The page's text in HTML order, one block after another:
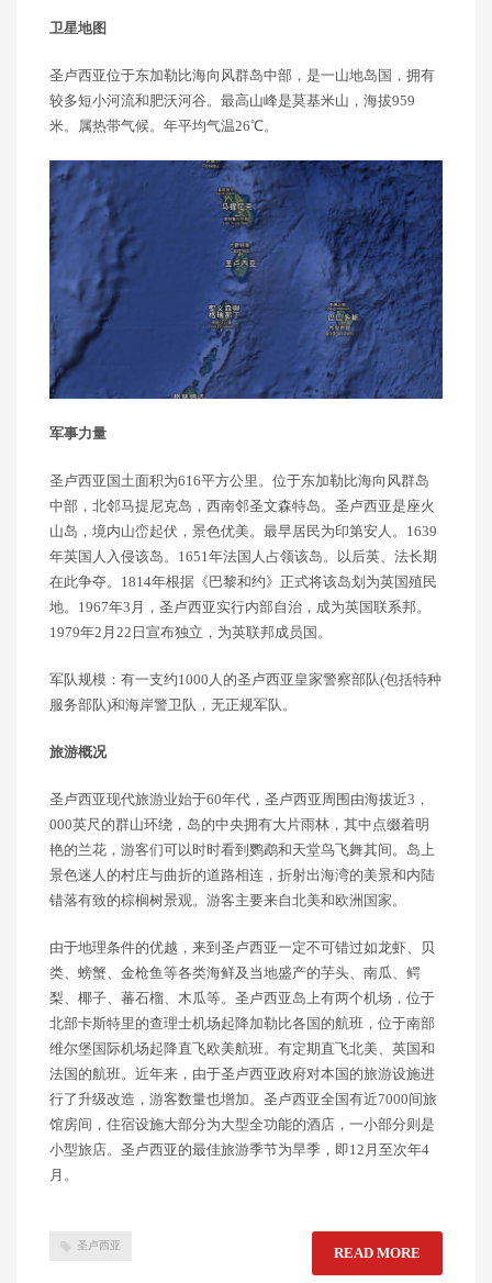
卫星地图
圣卢西亚位于东加勒比海向风群岛中部，是一山地岛国，拥有
较多短小河流和肥沃河谷。最高山峰是莫基米山，海拔959
米。属热带气候。年平均气温26℃。
军事力量
圣卢西亚国土面积为616平方公里。位于东加勒比海向风群岛
中部，北邻马提尼克岛，西南邻圣文森特岛。圣卢西亚是座火
山岛，境内山峦起伏，景色优美。最早居民为印第安人。1639
年英国人入侵该岛。1651年法国人占领该岛。以后英、法长期
在此争夺。1814年根据《巴黎和约》正式将该岛划为英国殖民
地。1967年3月，圣卢西亚实行内部自治，成为英国联系邦。
1979年2月22日宣布独立，为英联邦成员国。
军队规模：有一支约1000人的圣卢西亚皇家警察部队(包括特种
服务部队)和海岸警卫队，无正规军队。
旅游概况
圣卢西亚现代旅游业始于60年代，圣卢西亚周围由海拔近3，
000英尺的群山环绕，岛的中央拥有大片雨林，其中点缀着明
艳的兰花，游客们可以时时看到鹦鹉和天堂鸟飞舞其间。岛上
景色迷人的村庄与曲折的道路相连，折射出海湾的美景和内陆
错落有致的棕榈树景观。游客主要来自北美和欧洲国家。
由于地理条件的优越，来到圣卢西亚一定不可错过如龙虾、贝
类、螃蟹、金枪鱼等各类海鲜及当地盛产的芋头、南瓜、鳄
梨、椰子、蕃石榴、木瓜等。圣卢西亚岛上有两个机场，位于
北部卡斯特里的查理士机场起降加勒比各国的航班，位于南部
维尔堡国际机场起降直飞欧美航班。有定期直飞北美、英国和
法国的航班。近年来，由于圣卢西亚政府对本国的旅游设施进
行了升级改造，游客数量也增加。圣卢西亚全国有近7000间旅
馆房间，住宿设施大部分为大型全功能的酒店，一小部分则是
小型旅店。圣卢西亚的最佳旅游季节为旱季，即12月至次年4
月。
圣卢西亚 READ MORE